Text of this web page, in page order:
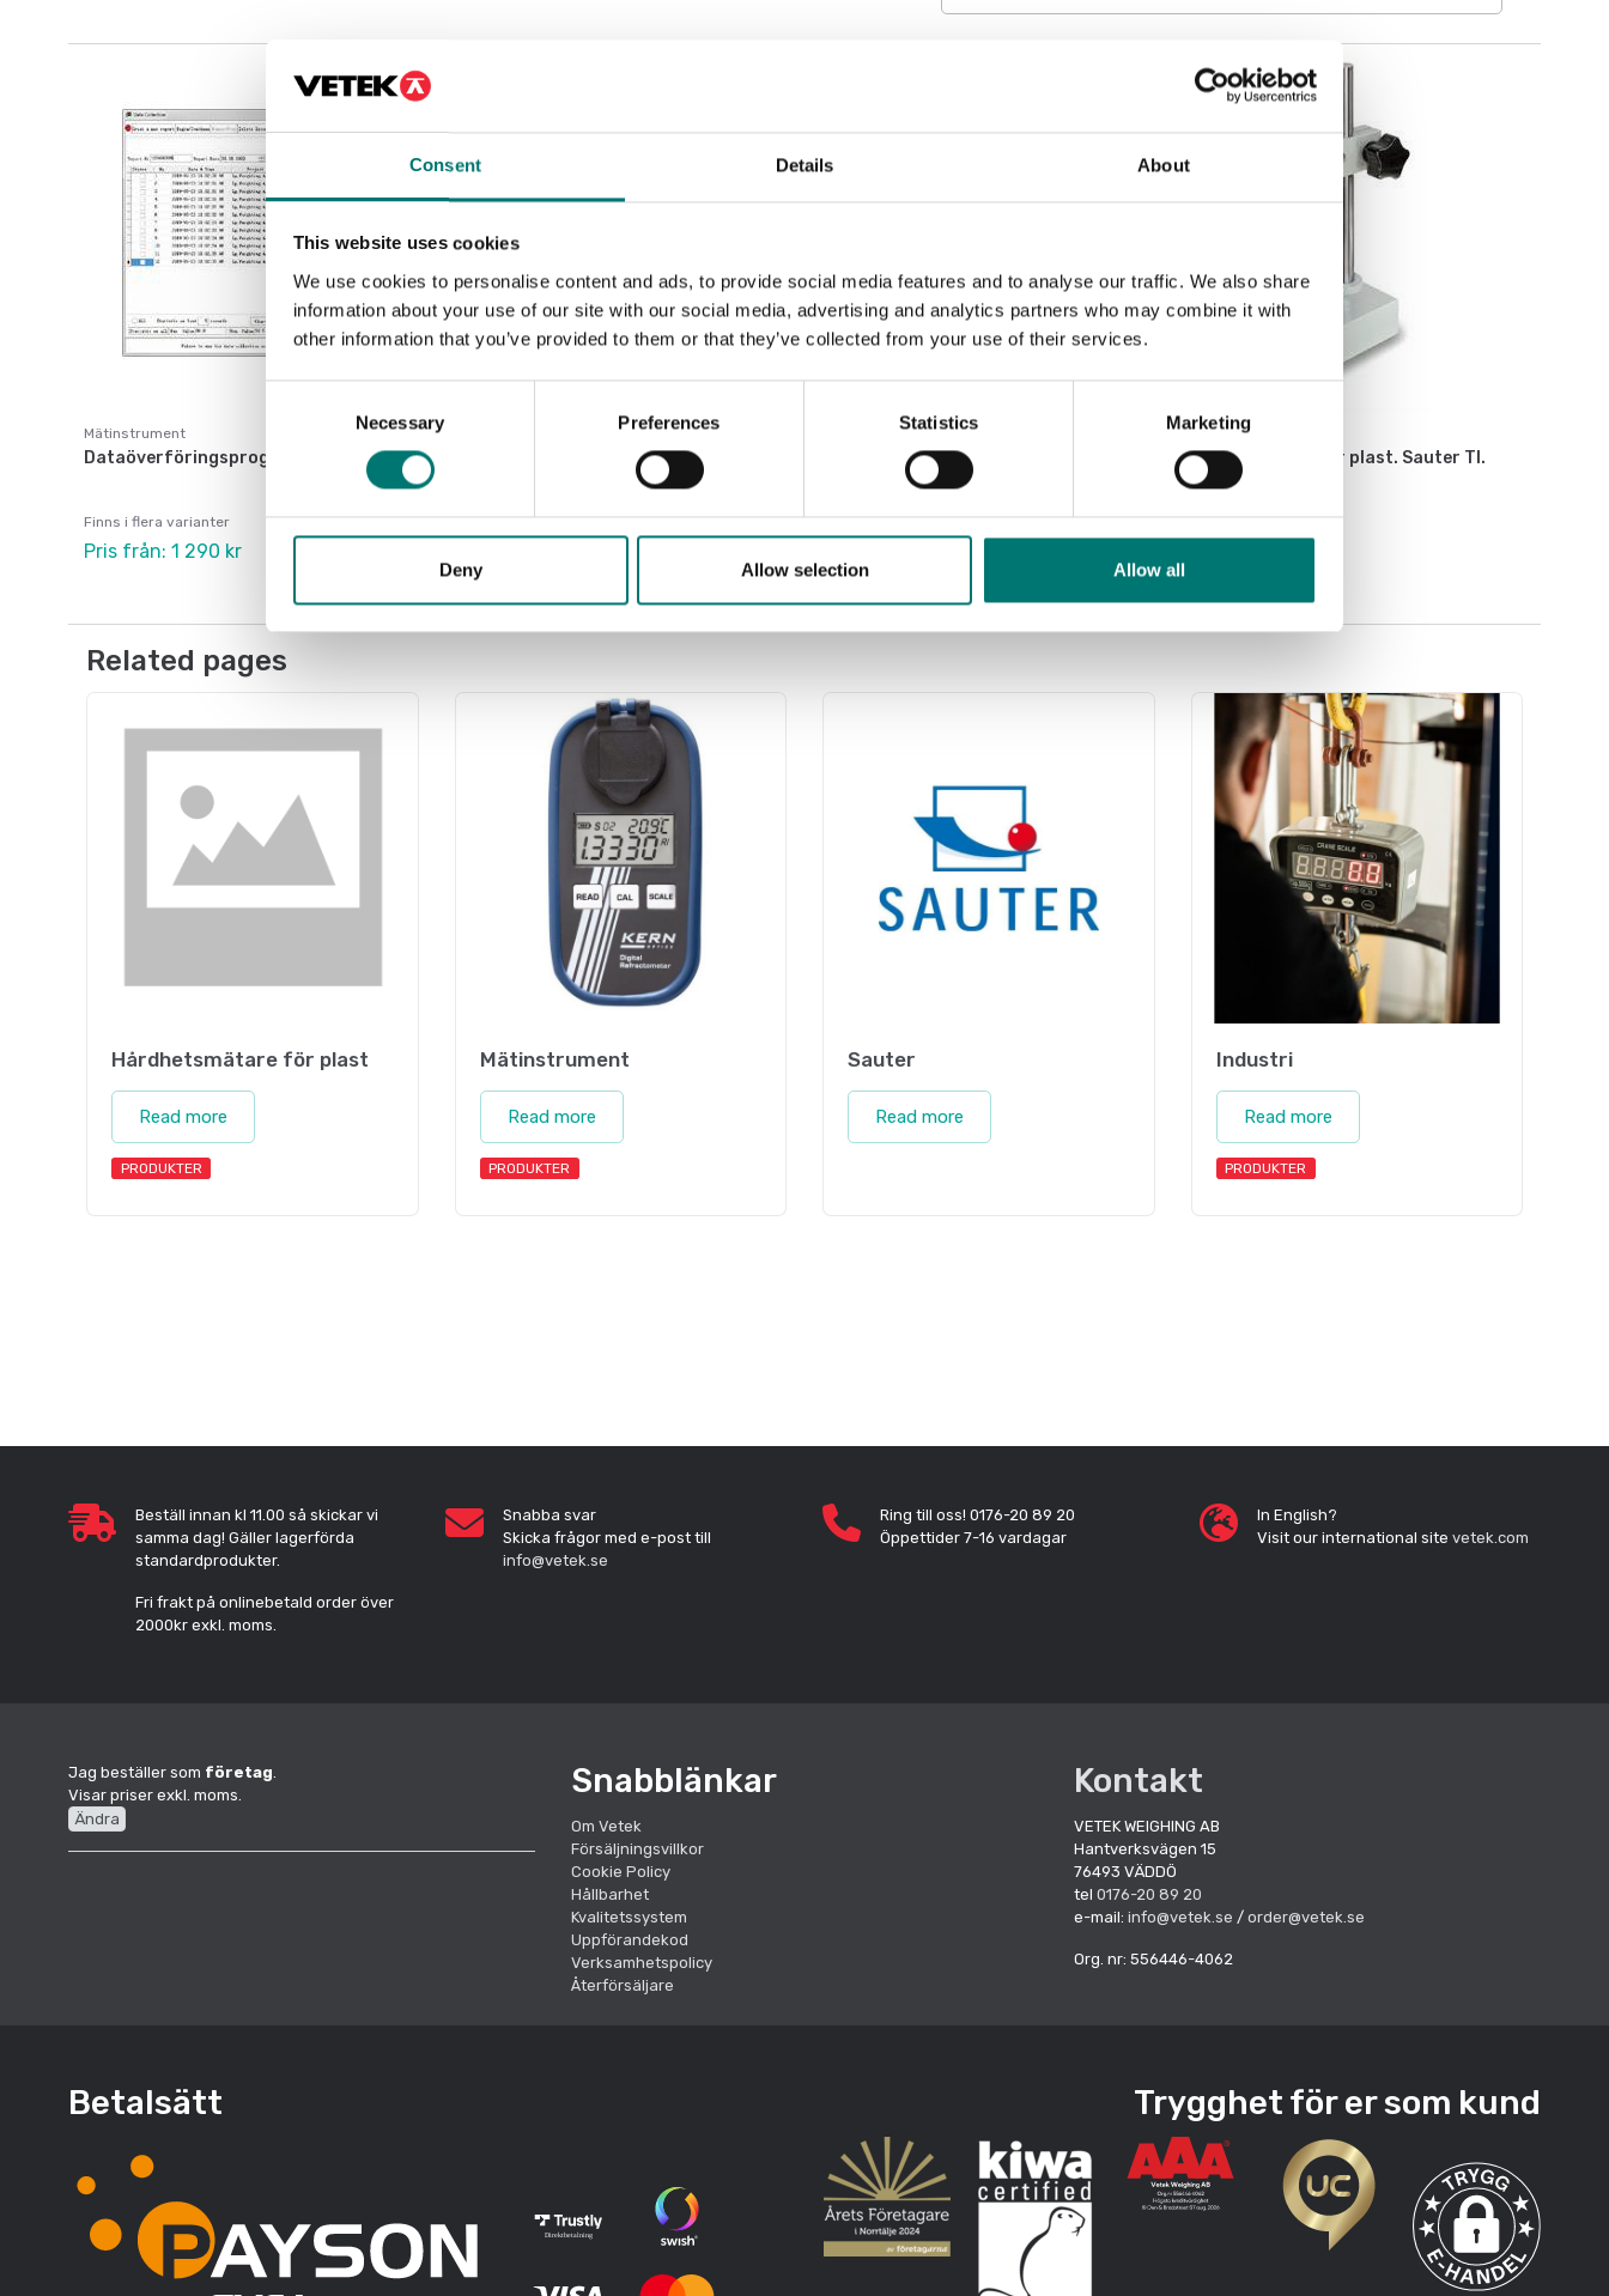
Consent Details About
This website uses cookies
We use cookies to personalise content and ads, to provide social media features and to analyse our traffic. We also share
information about your use of our site with our social media, advertising and analytics partners who may combine it with
other information that you’ve provided to them or that they’ve collected from your use of their services.
Necessary Preferences Statistics Marketing
Deny Allow selection Allow all
Mätinstrument
Dataöverföringsprogram
Finns i flera varianter
Pris från: 1 290 kr
Mätinstrument
Referensplattor Sauter
Finns i flera varianter
Mätinstrument
Stativ till hårdhetsmätare för plast. Sauter TI.
Finns i flera varianter
Related pages
Hårdhetsmätare för plast
Read more
PRODUKTER
Mätinstrument
Read more
PRODUKTER
Sauter
Read more
Industri
Read more
PRODUKTER
Beställ innan kl 11.00 så skickar vi
samma dag! Gäller lagerförda
standardprodukter.
Fri frakt på onlinebetald order över
2000kr exkl. moms.
Snabba svar
Skicka frågor med e-post till
info@vetek.se
Ring till oss! 0176-20 89 20
Öppettider 7-16 vardagar
In English?
Visit our international site vetek.com
Jag beställer som företag
Visar priser exkl. moms.
Ändra
Snabblänkar
Om Vetek
Försäljningsvillkor
Cookie Policy
Hållbarhet
Kvalitetssystem
Uppförandekod
Verksamhetspolicy
Återförsäljare
Kontakt
VETEK WEIGHING AB
Hantverksvägen 15
76493 VÄDDÖ
tel 0176-20 89 20
e-mail: info@vetek.se / order@vetek.se
Org. nr: 556446-4062
Betalsätt Trygghet för er som kund